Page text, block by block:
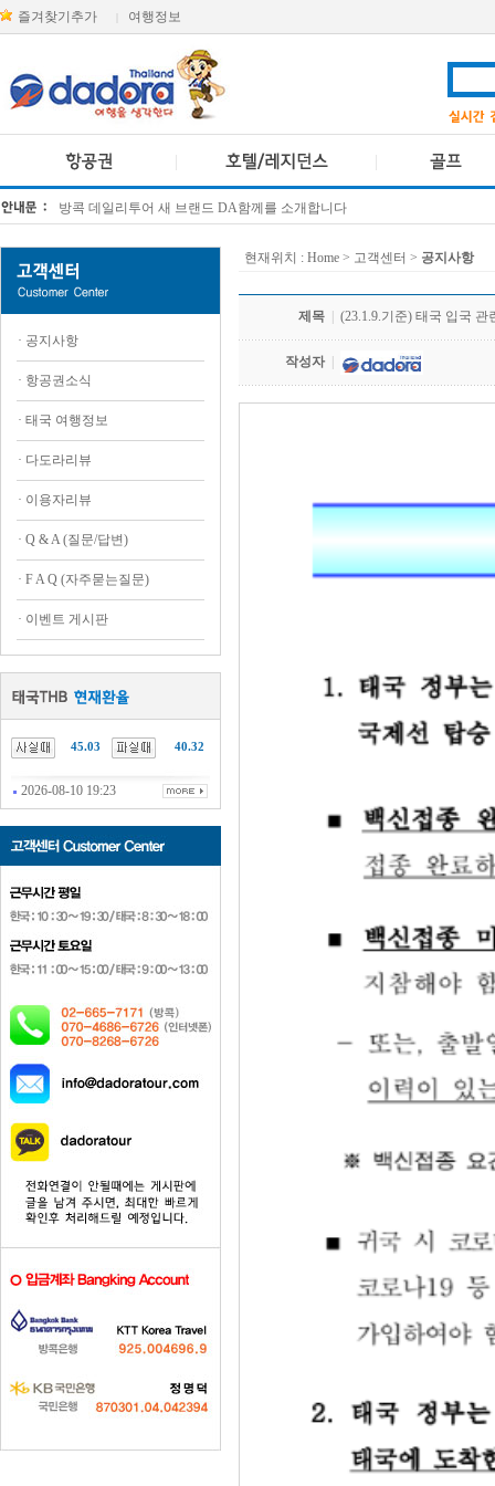
즐겨찾기추가 여행정보
[KTT항공권소식] 대한항공 · 아시아나항공 유류할증료 인상 안내
· 공지사항
· 항공권소식
· 태국 여행정보
· 다도라리뷰
· 이용자리뷰
· Q & A (질문/답변)
· F A Q (자주묻는질문)
· 이벤트 게시판
45.03 40.32
2026-08-10 19:23
현재위치 : Home > 고객센터 > 공지사항
제목 (23.1.9.기준) 태국 입국 관
작성자